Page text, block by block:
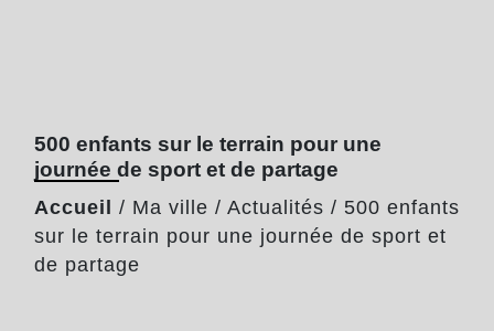
500 enfants sur le terrain pour une
journée de sport et de partage
Accueil / Ma ville / Actualités / 500 enfants
sur le terrain pour une journée de sport et
de partage